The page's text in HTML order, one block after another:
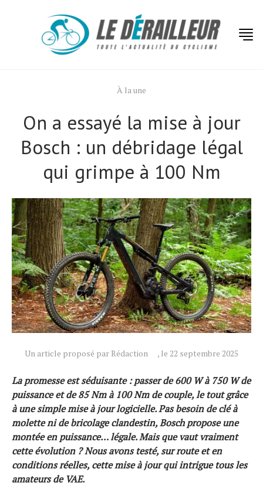
À la une
On a essayé la mise à jour
Bosch : un débridage légal
qui grimpe à 100 Nm
Un article proposé par Rédaction , le 22 septembre 2025
La promesse est séduisante : passer de 600 W à 750 W de
puissance et de 85 Nm à 100 Nm de couple, le tout grâce
à une simple mise à jour logicielle. Pas besoin de clé à
molette ni de bricolage clandestin, Bosch propose une
montée en puissance… légale. Mais que vaut vraiment
cette évolution ? Nous avons testé, sur route et en
conditions réelles, cette mise à jour qui intrigue tous les
amateurs de VAE.
Actualités
Technologies
Tests de produits
Conseils
Tendances
Tous nos articles